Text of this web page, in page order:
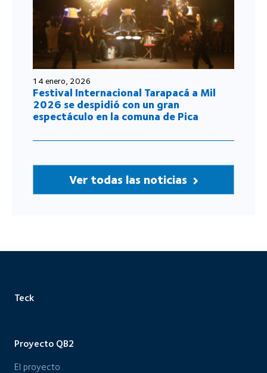
14 enero, 2026
Festival Internacional Tarapacá a Mil
2026 se despidió con un gran
espectáculo en la comuna de Pica
Ver todas las noticias
Teck
Proyecto QB2
El proyecto